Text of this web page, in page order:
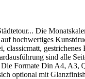
Die
hochwertiges
classicmatt,
sind alle
Die Formate Din A4, A3,
optional mit